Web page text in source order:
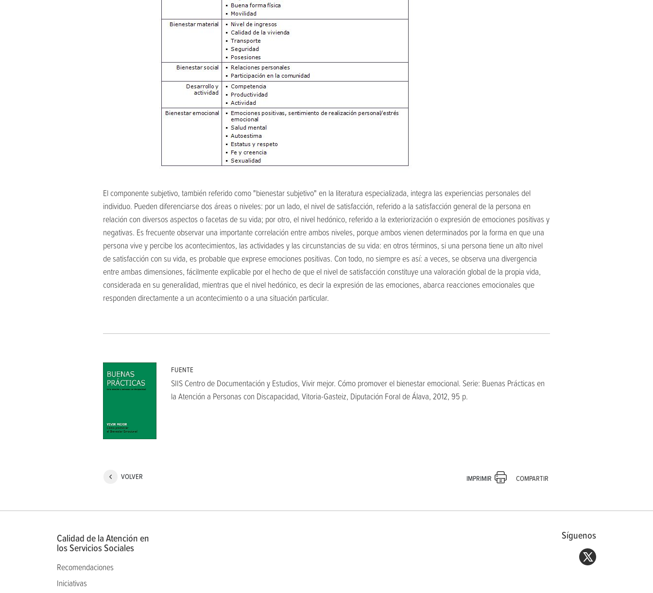
El componente subjetivo, también referido como "bienestar subjetivo" en la literatura especializada, integra las experiencias personales del
individuo. Pueden diferenciarse dos áreas o niveles: por un lado, el nivel de satisfacción, referido a la satisfacción general de la persona en
relación con diversos aspectos o facetas de su vida; por otro, el nivel hedónico, referido a la exteriorización o expresión de emociones positivas y
negativas. Es frecuente observar una importante correlación entre ambos niveles, porque ambos vienen determinados por la forma en que una
persona vive y percibe los acontecimientos, las actividades y las circunstancias de su vida: en otros términos, si una persona tiene un alto nivel
de satisfacción con su vida, es probable que exprese emociones positivas. Con todo, no siempre es así: a veces, se observa una divergencia
entre ambas dimensiones, fácilmente explicable por el hecho de que el nivel de satisfacción constituye una valoración global de la propia vida,
considerada en su generalidad, mientras que el nivel hedónico, es decir la expresión de las emociones, abarca reacciones emocionales que
responden directamente a un acontecimiento o a una situación particular.
FUENTE
SIIS Centro de Documentación y Estudios, Vivir mejor. Cómo promover el bienestar emocional. Serie: Buenas Prácticas en
la Atención a Personas con Discapacidad, Vitoria-Gasteiz, Diputación Foral de Álava, 2012, 95 p.
VOLVER IMPRIMIR COMPARTIR
Calidad de la Atención en
los Servicios Sociales
Recomendaciones
Iniciativas
Síguenos